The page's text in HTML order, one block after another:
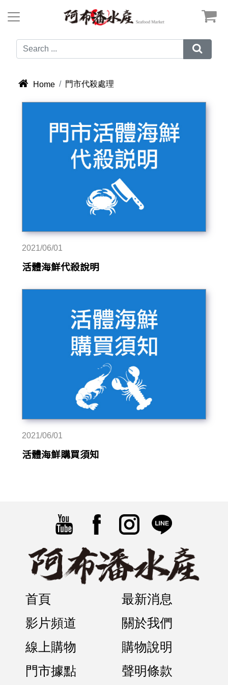


 Home 門市代殺處理
2021/06/01
活體海鮮代殺說明
2021/06/01
活體海鮮購買須知
首頁
最新消息
影片頻道
關於我們
線上購物
購物說明
門市據點
聲明條款